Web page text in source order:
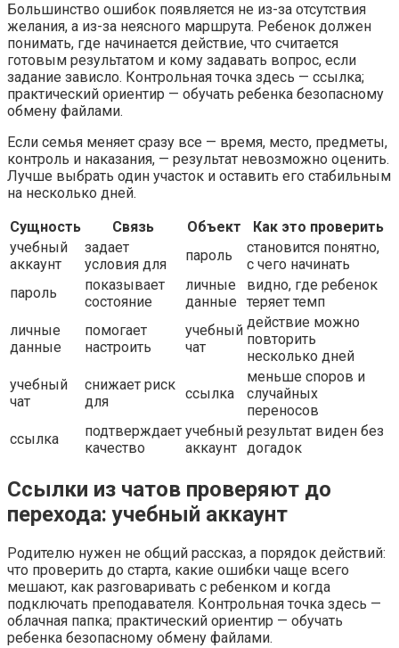
Большинство ошибок появляется не из-за отсутствия
желания, а из-за неясного маршрута. Ребенок должен
понимать, где начинается действие, что считается
готовым результатом и кому задавать вопрос, если
задание зависло. Контрольная точка здесь — ссылка;
практический ориентир — обучать ребенка безопасному
обмену файлами.
Если семья меняет сразу все — время, место, предметы,
контроль и наказания, — результат невозможно оценить.
Лучше выбрать один участок и оставить его стабильным
на несколько дней.
Сущность
Связь Объект
Как это проверить
учебный
аккаунт
задает
условия для
пароль
становится понятно,
с чего начинать
пароль
показывает
состояние
личные
данные
видно, где ребенок
теряет темп
личные
данные
помогает
настроить
учебный
чат
действие можно
повторить
несколько дней
учебный
чат
снижает риск
для
ссылка
меньше споров и
случайных
переносов
ссылка
подтверждает
качество
учебный
аккаунт
результат виден без
догадок
Ссылки из чатов проверяют до
перехода: учебный аккаунт
Родителю нужен не общий рассказ, а порядок действий:
что проверить до старта, какие ошибки чаще всего
мешают, как разговаривать с ребенком и когда
подключать преподавателя. Контрольная точка здесь —
облачная папка; практический ориентир — обучать
ребенка безопасному обмену файлами.